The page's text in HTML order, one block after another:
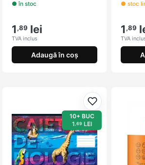
● în stoc
1,89 lei
TVA inclus
Adaugă în coș
● stoc
1,89
TVA
Adaugă la
10+ BUC
1 ,69 LEI